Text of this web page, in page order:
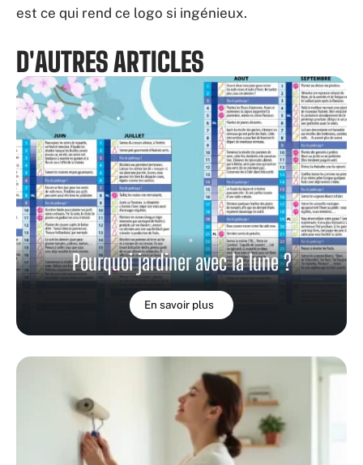
est ce qui rend ce logo si ingénieux.
D'AUTRES ARTICLES
Pourquoi jardiner avec la lune ?
En savoir plus